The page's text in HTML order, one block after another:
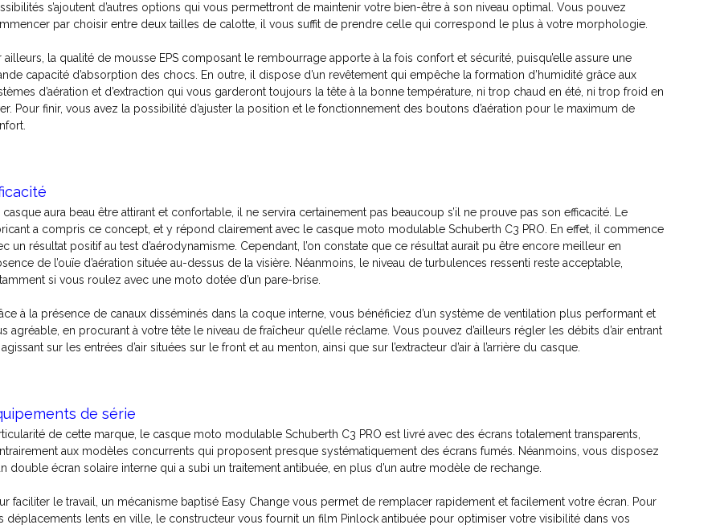
s’ajoutent d’autres options qui vous permettront de maintenir votre bien-être à son niveau optimal. Vous pouvez
par choisir entre deux tailles de calotte, il vous suffit de prendre celle qui correspond le plus à votre morphologie.
ailleurs, la qualité de mousse EPS composant le rembourrage apporte à la fois confort et sécurité, puisqu’elle assure une
capacité d’absorption des chocs. En outre, il dispose d’un revêtement qui empêche la formation d’humidité grâce aux
d’aération et d’extraction qui vous garderont toujours la tête à la bonne température, ni trop chaud en été, ni trop froid en
Pour finir, vous avez la possibilité d’ajuster la position et le fonctionnement des boutons d’aération pour le maximum de
casque aura beau être attirant et confortable, il ne servira certainement pas beaucoup s’il ne prouve pas son efficacité. Le
a compris ce concept, et y répond clairement avec le casque moto modulable Schuberth C3 PRO. En effet, il commence
un résultat positif au test d’aérodynamisme. Cependant, l’on constate que ce résultat aurait pu être encore meilleur en
de l’ouïe d’aération située au-dessus de la visière. Néanmoins, le niveau de turbulences ressenti reste acceptable,
si vous roulez avec une moto dotée d’un pare-brise.
à la présence de canaux disséminés dans la coque interne, vous bénéficiez d’un système de ventilation plus performant et
agréable, en procurant à votre tête le niveau de fraîcheur qu’elle réclame. Vous pouvez d’ailleurs régler les débits d’air entrant
sur les entrées d’air situées sur le front et au menton, ainsi que sur l’extracteur d’air à l’arrière du casque.
de série
de cette marque, le casque moto modulable Schuberth C3 PRO est livré avec des écrans totalement transparents,
aux modèles concurrents qui proposent presque systématiquement des écrans fumés. Néanmoins, vous disposez
double écran solaire interne qui a subi un traitement antibuée, en plus d’un autre modèle de rechange.
faciliter le travail, un mécanisme baptisé Easy Change vous permet de remplacer rapidement et facilement votre écran. Pour
déplacements lents en ville, le constructeur vous fournit un film Pinlock antibuée pour optimiser votre visibilité dans vos